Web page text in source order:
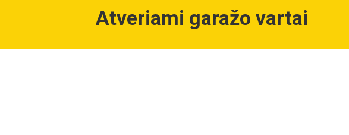
Atveriami garažo vartai